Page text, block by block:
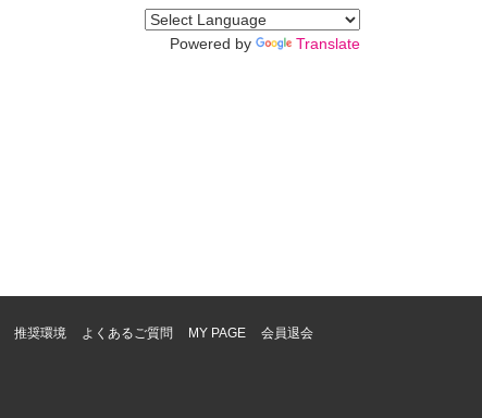
Powered by Translate
推奨環境 よくあるご質問 MY PAGE 会員退会